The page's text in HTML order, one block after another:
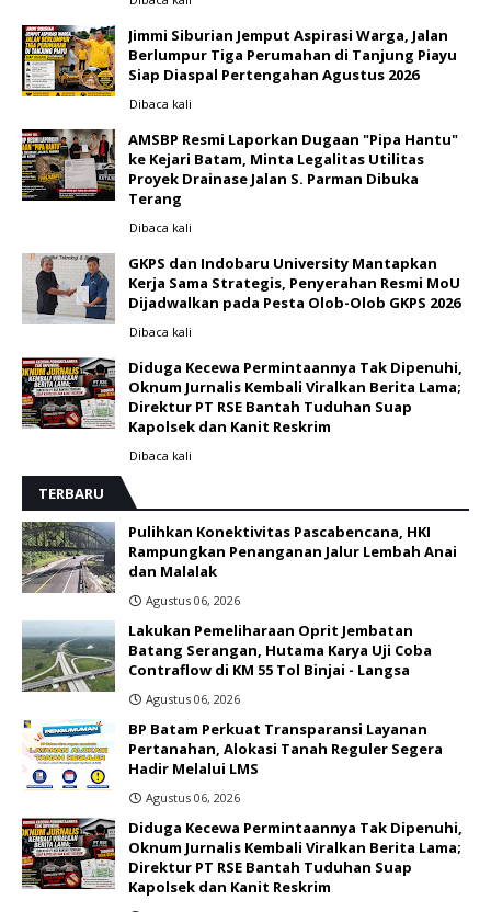
Jimmi Siburian Jemput Aspirasi Warga, Jalan
Berlumpur Tiga Perumahan di Tanjung Piayu
Siap Diaspal Pertengahan Agustus 2026 ‎
Dibaca kali
AMSBP Resmi Laporkan Dugaan "Pipa Hantu"
ke Kejari Batam, Minta Legalitas Utilitas
Proyek Drainase Jalan S. Parman Dibuka
Terang
Dibaca kali
GKPS dan Indobaru University Mantapkan
Kerja Sama Strategis, Penyerahan Resmi MoU
Dijadwalkan pada Pesta Olob-Olob GKPS 2026 ‎
Dibaca kali
Diduga Kecewa Permintaannya Tak Dipenuhi,
Oknum Jurnalis Kembali Viralkan Berita Lama;
Direktur PT RSE Bantah Tuduhan Suap
Kapolsek dan Kanit Reskrim
Dibaca kali
TERBARU
Pulihkan Konektivitas Pascabencana, HKI
Rampungkan Penanganan Jalur Lembah Anai
dan Malalak
Agustus 06, 2026
Lakukan Pemeliharaan Oprit Jembatan
Batang Serangan, Hutama Karya Uji Coba
Contraflow di KM 55 Tol Binjai - Langsa
Agustus 06, 2026
BP Batam Perkuat Transparansi Layanan
Pertanahan, Alokasi Tanah Reguler Segera
Hadir Melalui LMS
Agustus 06, 2026
Diduga Kecewa Permintaannya Tak Dipenuhi,
Oknum Jurnalis Kembali Viralkan Berita Lama;
Direktur PT RSE Bantah Tuduhan Suap
Kapolsek dan Kanit Reskrim